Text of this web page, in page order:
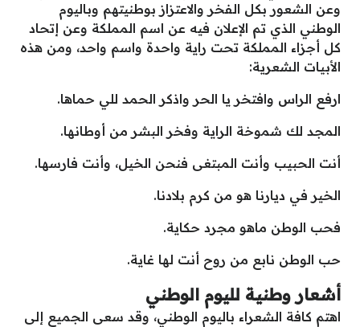
وعن الشعور بكل الفخر والاعتزاز بوطنيتهم وباليوم
الوطني الذي تم الإعلان فيه عن اسم المملكة وعن إتحاد
كل أجزاء المملكة تحت راية واحدة واسم واحد، ومن هذه
الأبيات الشعرية:
ارفع الراس وافتخر يا الحر واذكر الحمد للي حماها.
المجد لك شموخة الراية وفخر البشر من أوطانها.
أنت الحبيب وأنت المبتغى فنحن الخيل، وأنت فارسها.
الخير في ديارنا هو من كرم بلادنا.
فحب الوطن ماهو مجرد حكاية.
حب الوطن نابع من روح أنت لها غاية.
أشعار وطنية لليوم الوطني
اهتم كافة الشعراء باليوم الوطني، وقد سعى الجميع إلى